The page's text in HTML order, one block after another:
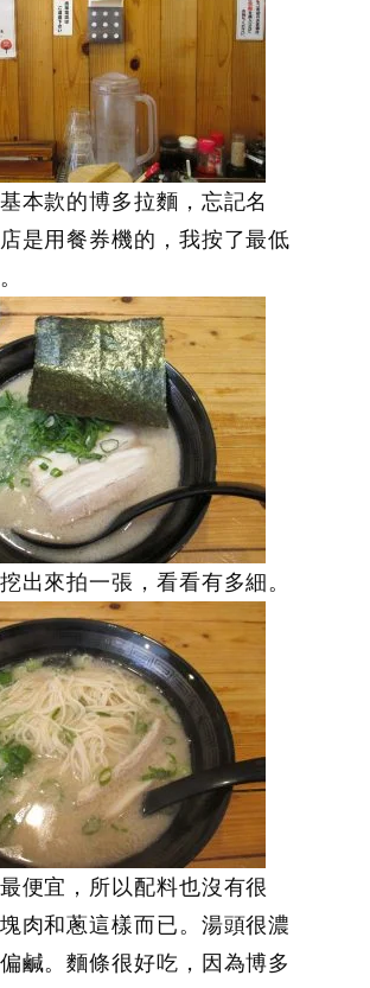
本款的博多拉麵，忘記名
是用餐券機的，我按了最低
出來拍一張，看看有多細。
便宜，所以配料也沒有很
肉和蔥這樣而已。湯頭很濃
鹹。麵條很好吃，因為博多